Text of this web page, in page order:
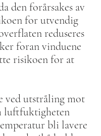
den forårsakes av
for utvendig
reduseres
foran vinduene
risikoen for at
ved utstråling mot
luftfuktigheten
bli lavere